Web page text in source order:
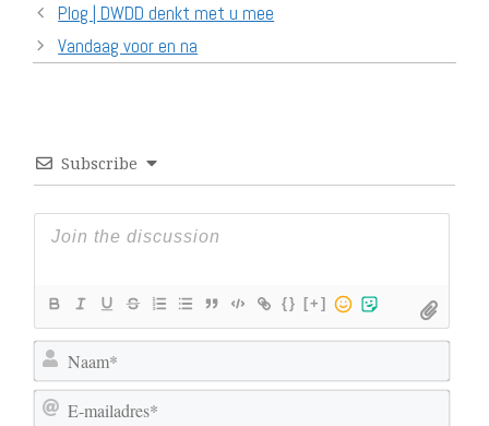
Plog | DWDD denkt met u mee
Vandaag voor en na
Subscribe
{} [+]
a